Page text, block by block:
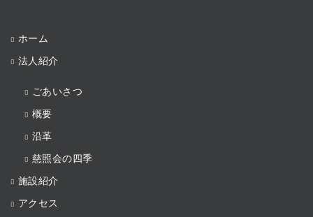
ホーム
法人紹介
ごあいさつ
概要
沿革
慈照会の四季
施設紹介
アクセス